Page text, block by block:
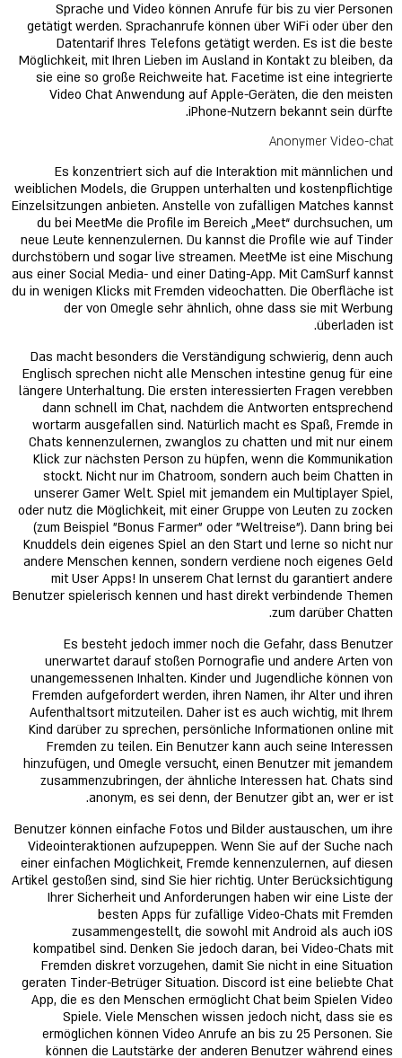
Sprache und Video können Anrufe für bis zu vier Personen
getätigt werden. Sprachanrufe können über WiFi oder über den
Datentarif Ihres Telefons getätigt werden. Es ist die beste
Möglichkeit, mit Ihren Lieben im Ausland in Kontakt zu bleiben, da
sie eine so große Reichweite hat. Facetime ist eine integrierte
Video Chat Anwendung auf Apple-Geräten, die den meisten
iPhone-Nutzern bekannt sein dürfte.
Anonymer Video-chat
Es konzentriert sich auf die Interaktion mit männlichen und
weiblichen Models, die Gruppen unterhalten und kostenpflichtige
Einzelsitzungen anbieten. Anstelle von zufälligen Matches kannst
du bei MeetMe die Profile im Bereich „Meet“ durchsuchen, um
neue Leute kennenzulernen. Du kannst die Profile wie auf Tinder
durchstöbern und sogar live streamen. MeetMe ist eine Mischung
aus einer Social Media- und einer Dating-App. Mit CamSurf kannst
du in wenigen Klicks mit Fremden videochatten. Die Oberfläche ist
der von Omegle sehr ähnlich, ohne dass sie mit Werbung
überladen ist.
Das macht besonders die Verständigung schwierig, denn auch
Englisch sprechen nicht alle Menschen intestine genug für eine
längere Unterhaltung. Die ersten interessierten Fragen verebben
dann schnell im Chat, nachdem die Antworten entsprechend
wortarm ausgefallen sind. Natürlich macht es Spaß, Fremde in
Chats kennenzulernen, zwanglos zu chatten und mit nur einem
Klick zur nächsten Person zu hüpfen, wenn die Kommunikation
stockt. Nicht nur im Chatroom, sondern auch beim Chatten in
unserer Gamer Welt. Spiel mit jemandem ein Multiplayer Spiel,
oder nutz die Möglichkeit, mit einer Gruppe von Leuten zu zocken
(zum Beispiel "Bonus Farmer" oder "Weltreise"). Dann bring bei
Knuddels dein eigenes Spiel an den Start und lerne so nicht nur
andere Menschen kennen, sondern verdiene noch eigenes Geld
mit User Apps! In unserem Chat lernst du garantiert andere
Benutzer spielerisch kennen und hast direkt verbindende Themen
zum darüber Chatten.
Es besteht jedoch immer noch die Gefahr, dass Benutzer
unerwartet darauf stoßen Pornografie und andere Arten von
unangemessenen Inhalten. Kinder und Jugendliche können von
Fremden aufgefordert werden, ihren Namen, ihr Alter und ihren
Aufenthaltsort mitzuteilen. Daher ist es auch wichtig, mit Ihrem
Kind darüber zu sprechen, persönliche Informationen online mit
Fremden zu teilen. Ein Benutzer kann auch seine Interessen
hinzufügen, und Omegle versucht, einen Benutzer mit jemandem
zusammenzubringen, der ähnliche Interessen hat. Chats sind
anonym, es sei denn, der Benutzer gibt an, wer er ist.
Benutzer können einfache Fotos und Bilder austauschen, um ihre
Videointeraktionen aufzupeppen. Wenn Sie auf der Suche nach
einer einfachen Möglichkeit, Fremde kennenzulernen, auf diesen
Artikel gestoßen sind, sind Sie hier richtig. Unter Berücksichtigung
Ihrer Sicherheit und Anforderungen haben wir eine Liste der
besten Apps für zufällige Video-Chats mit Fremden
zusammengestellt, die sowohl mit Android als auch iOS
kompatibel sind. Denken Sie jedoch daran, bei Video-Chats mit
Fremden diskret vorzugehen, damit Sie nicht in eine Situation
geraten Tinder-Betrüger Situation. Discord ist eine beliebte Chat
App, die es den Menschen ermöglicht Chat beim Spielen Video
Spiele. Viele Menschen wissen jedoch nicht, dass sie es
ermöglichen können Video Anrufe an bis zu 25 Personen. Sie
können die Lautstärke der anderen Benutzer während eines